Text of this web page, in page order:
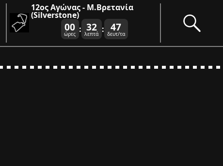
12ος Αγώνας - Μ.Βρετανία
(Silverstone)
00
ώρες : 32
λεπτά : 47
δευτ/τα